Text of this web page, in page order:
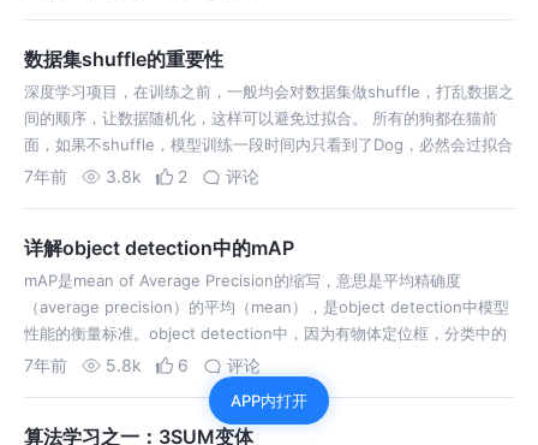
数据集shuffle的重要性
深度学习项目，在训练之前，一般均会对数据集做shuffle，打乱数据之
间的顺序，让数据随机化，这样可以避免过拟合。 所有的狗都在猫前
面，如果不shuffle，模型训练一段时间内只看到了Dog，必然会过拟合
于Dog，一段时间内又只能看到Cat，必然又过拟合于Cat，这样的模型
7年前 3.8k 2 评论
详解object detection中的mAP
mAP是mean of Average Precision的缩写，意思是平均精确度
（average precision）的平均（mean），是object detection中模型
性能的衡量标准。object detection中，因为有物体定位框，分类中的
accuracy并不…
7年前 5.8k 6 评论
算法学习之一：3SUM变体
APP内打开